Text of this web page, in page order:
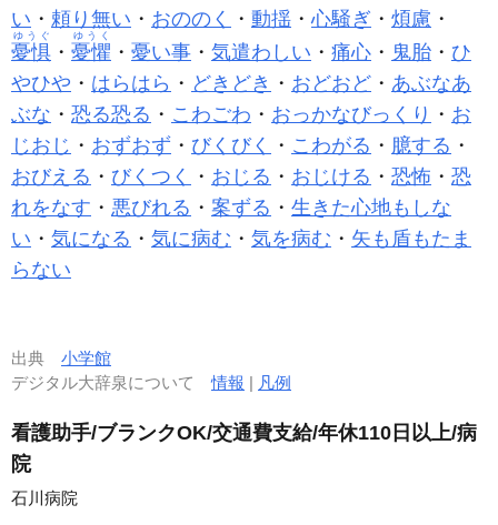
い ・ 頼り無い ・ おののく ・ 動揺 ・心騒ぎ ・ 煩慮 ・
憂惧
ゆうぐ
・ 憂懼
ゆうく
・ 憂い事 ・ 気遣わしい ・ 痛心 ・ 鬼胎 ・ ひ
やひや ・ はらはら ・ どきどき ・ おどおど ・ あぶなあ
ぶな ・ 恐る恐る ・ こわごわ ・ おっかなびっくり ・ お
じおじ ・ おずおず ・ びくびく ・ こわがる ・ 臆する ・
おびえる ・ びくつく ・ おじる ・ おじける ・ 恐怖 ・ 恐
れをなす ・ 悪びれる ・ 案ずる ・ 生きた心地もしな
い ・ 気になる ・ 気に病む ・ 気を病む ・ 矢も盾もたま
らない
出典 小学館
デジタル大辞泉について情報 | 凡例
看護助手/ブランクOK/交通費支給/年休110日以上/病
院
石川病院